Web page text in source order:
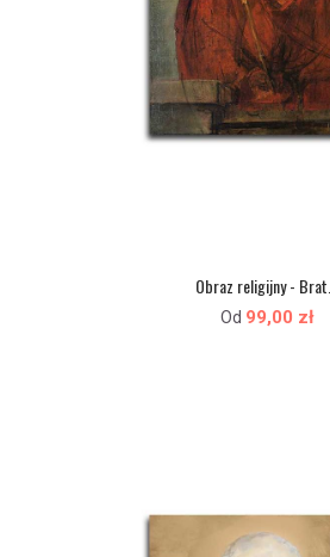
Obraz religijny - Brat...
Od 99,00 zł